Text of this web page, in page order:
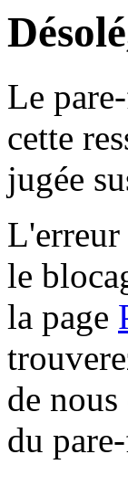
Le
cette
jugée
L'erreur
le
la page
de
du